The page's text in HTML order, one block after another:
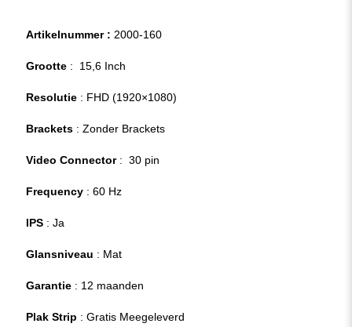
Artikelnummer : 2000-160
Grootte : 15,6 Inch
Resolutie : FHD (1920×1080)
Brackets : Zonder Brackets
Video Connector: 30 pin
Frequency : 60 Hz
IPS : Ja
Glansniveau : Mat
Garantie : 12 maanden
Plak Strip : Gratis Meegeleverd